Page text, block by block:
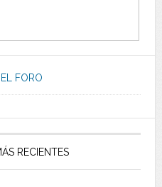
FORO
RECIENTES